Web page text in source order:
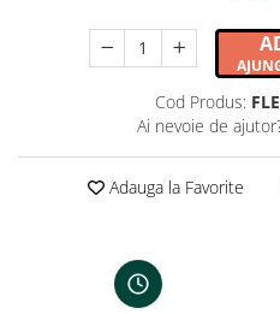
Cod Produs:
Ai nevoie de
Adauga la Favorite